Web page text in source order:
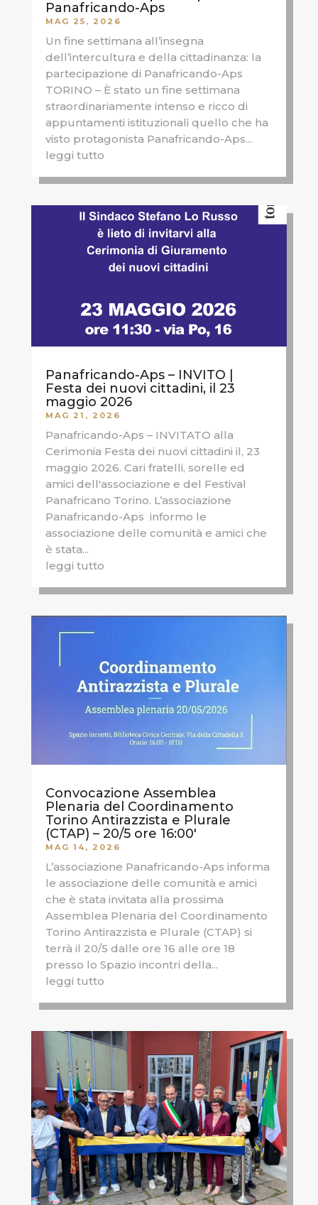
Panafricando-Aps
MAG 25, 2026
Un fine settimana all’insegna
dell’intercultura e della cittadinanza: la
partecipazione di Panafricando-Aps
TORINO – È stato un fine settimana
straordinariamente intenso e ricco di
appuntamenti istituzionali quello che ha
visto protagonista Panafricando-Aps...
leggi tutto
Panafricando-Aps – INVITO |
Festa dei nuovi cittadini, il 23
maggio 2026
MAG 21, 2026
Panafricando-Aps – INVITATO alla
Cerimonia Festa dei nuovi cittadini il, 23
maggio 2026. Cari fratelli, sorelle ed
amici dell'associazione e del Festival
Panafricano Torino. L’associazione
Panafricando-Aps informo le
associazione delle comunità e amici che
è stata...
leggi tutto
Convocazione Assemblea
Plenaria del Coordinamento
Torino Antirazzista e Plurale
(CTAP) – 20/5 ore 16:00′
MAG 14, 2026
L’associazione Panafricando-Aps informa
le associazione delle comunità e amici
che è stata invitata alla prossima
Assemblea Plenaria del Coordinamento
Torino Antirazzista e Plurale (CTAP) si
terrà il 20/5 dalle ore 16 alle ore 18
presso lo Spazio incontri della...
leggi tutto